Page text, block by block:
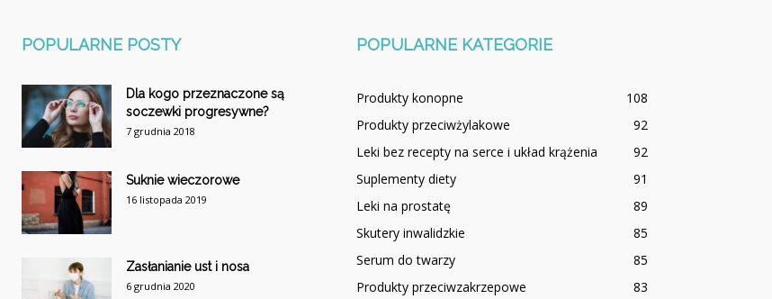
POPULARNE POSTY
Dla kogo przeznaczone są
soczewki progresywne?
7 grudnia 2018
Suknie wieczorowe
16 listopada 2019
Zasłanianie ust i nosa
6 grudnia 2020
POPULARNE KATEGORIE
Produkty konopne
108
Produkty przeciwżylakowe
92
Leki bez recepty na serce i układ krążenia
92
Suplementy diety
91
Leki na prostatę
89
Skutery inwalidzkie
85
Serum do twarzy
85
Produkty przeciwzakrzepowe
83